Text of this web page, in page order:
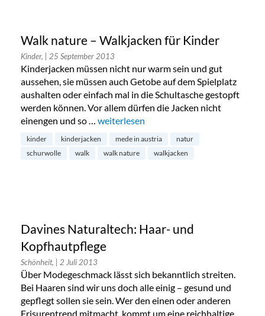
Walk nature – Walkjacken für Kinder
Kinder, | 25 September 2013
Kinderjacken müssen nicht nur warm sein und gut
aussehen, sie müssen auch Getobe auf dem Spielplatz
aushalten oder einfach mal in die Schultasche gestopft
werden können. Vor allem dürfen die Jacken nicht
einengen und so … „Walk nature – Walkjacken für Kinder“
weiterlesen
kinder kinderjacken mede in austria
natur
schurwolle
walk walk nature walkjacken
Davines Naturaltech: Haar- und
Kopfhautpflege
Schönheit, | 2 Juli 2013
Über Modegeschmack lässt sich bekanntlich streiten.
Bei Haaren sind wir uns doch alle einig – gesund und
gepflegt sollen sie sein. Wer den einen oder anderen
Frisurentrend mitmacht, kommt um eine reichhaltige